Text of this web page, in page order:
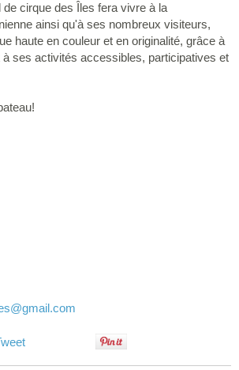
cirque des Îles fera vivre à la
ainsi qu'à ses nombreux visiteurs,
haute en couleur et en originalité, grâce à
ses activités accessibles, participatives et
@gmail.com